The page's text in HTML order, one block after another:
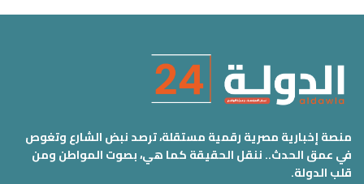
منصة إخبارية مصرية رقمية مستقلة، ترصد نبض الشارع وتغوص
في عمق الحدث.. ننقل الحقيقة كما هي، بصوت المواطن ومن
قلب الدولة.